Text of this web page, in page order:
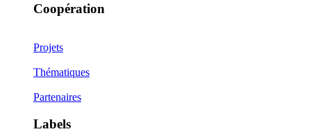
Coopération
Projets
Thématiques
Partenaires
Labels